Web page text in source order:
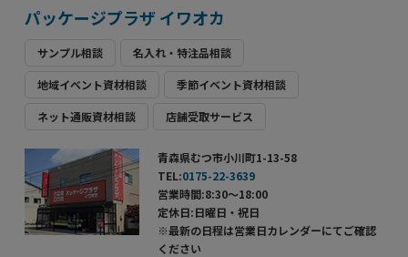
パッケージプラザ イワオカ
サンプル相談 名入れ・特注品相談
地域イベント資材相談 季節イベント資材相談
ネット通販資材相談 店舗受取サービス
青森県むつ市小川町1-13-58
TEL:0175-22-3639
営業時間:8:30～18:00
定休日:日曜日・祝日
※最新の日程は営業日カレンダーにてご確認
ください